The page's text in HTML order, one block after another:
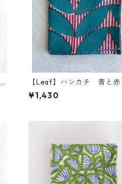
【Leaf】ハンカチ 青と赤
¥1,430